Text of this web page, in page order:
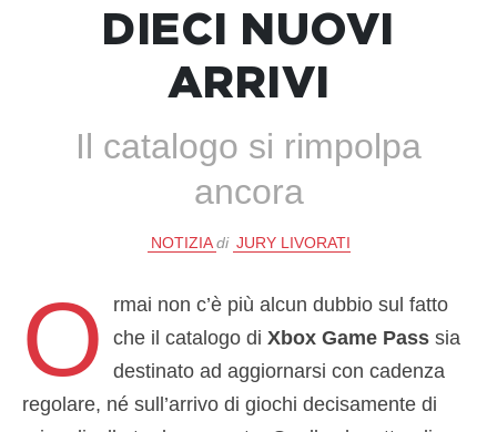
DIECI NUOVI
ARRIVI
Il catalogo si rimpolpa
ancora
NOTIZIA di JURY LIVORATI
O
rmai non c’è più alcun dubbio sul fatto
che il catalogo diXbox Game Pass sia
destinato ad aggiornarsi con cadenza
regolare, né sull’arrivo di giochi decisamente di